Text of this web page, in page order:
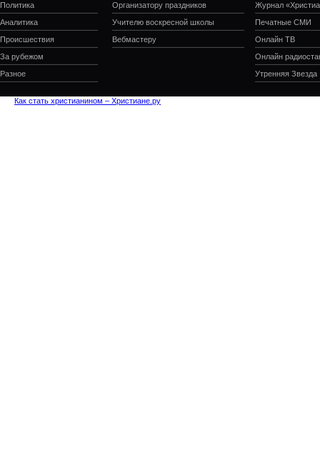
Политика
Аналитика
Происшествия
За рубежом
Разное
Организатору праздников
Учителю воскресной школы
Вебмастеру
Журнал
Печатные СМИ
Онлайн ТВ
Онлайн
Утренняя Звезда
Как стать христианином – Христиане.ру